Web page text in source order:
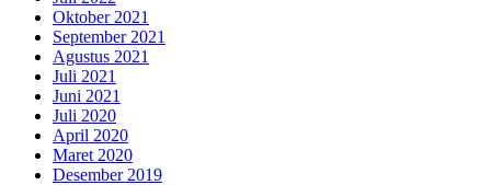
Oktober 2021
September 2021
Agustus 2021
Juli 2021
Juni 2021
Juli 2020
April 2020
Maret 2020
Desember 2019